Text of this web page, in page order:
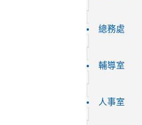
總務處
輔導室
人事室